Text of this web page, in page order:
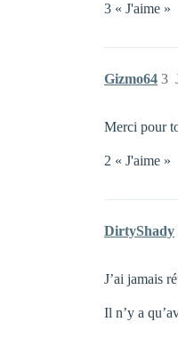
3 « J'aime »
Gizmo64 3
Merci pour
2 « J'aime »
DirtyShady
J’ai jamais
Il n’y a